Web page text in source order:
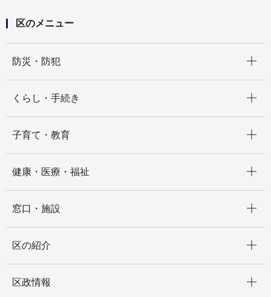
区のメニュー
防災・防犯
くらし・手続き
子育て・教育
健康・医療・福祉
窓口・施設
区の紹介
区政情報